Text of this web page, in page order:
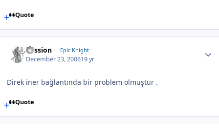
Quote
Passion Epic Knight
December 23, 200619 yr
Direk iner bağlantında bir problem olmuştur .
Quote